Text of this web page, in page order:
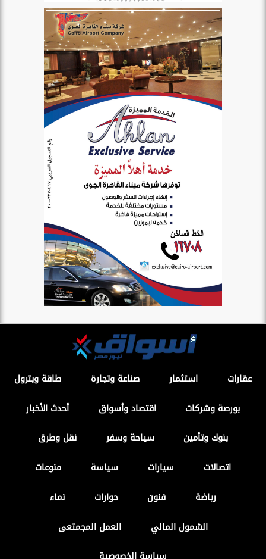
عقارات استثمار صناعة وتجارة
طاقة وبترول
بورصة وشركات
اقتصاد وأسواق
أحدث الأخبار
بنوك وتأمين
سياحة وسفر
نقل وطرق
اتصالات
سيارات سياسة
منوعات
رياضة
فنون حوارات
نماء
الشمول المالي
العمل المجمتعى